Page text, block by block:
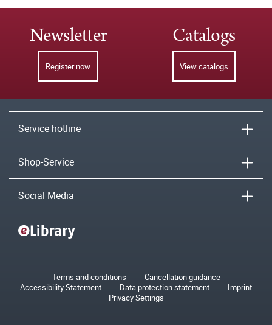
Newsletter
Register now
Catalogs
View catalogs
Service hotline
Shop-Service
Social Media
Terms and conditions
Cancellation guidance
Accessibility Statement
Data protection statement
Imprint
Privacy Settings